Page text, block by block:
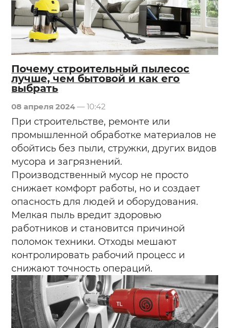
Почему строительный пылесос
лучше, чем бытовой и как его
выбрать
08 апреля 2024 — 10:42
При строительстве, ремонте или
промышленной обработке материалов не
обойтись без пыли, стружки, других видов
мусора и загрязнений.
Производственный мусор не просто
снижает комфорт работы, но и создает
опасность для людей и оборудования.
Мелкая пыль вредит здоровью
работников и становится причиной
поломок техники. Отходы мешают
контролировать рабочий процесс и
снижают точность операций.